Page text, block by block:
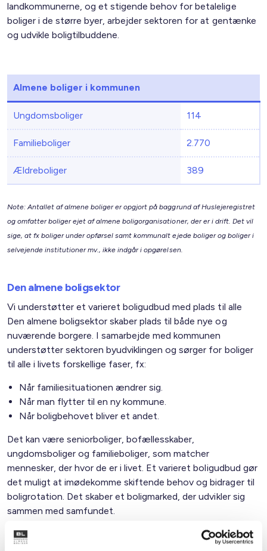
landkommunerne, og et stigende behov for betalelige
boliger i de større byer, arbejder sektoren for at gentænke
og udvikle boligtilbuddene.
Almene boliger i kommunen
Ungdomsboliger 114
Familieboliger 2.770
Ældreboliger 389
Note: Antallet af almene boliger er opgjort på baggrund af Huslejeregistret
og omfatter boliger ejet af almene boligorganisationer, der er i drift. Det vil
sige, at fx boliger under opførsel samt kommunalt ejede boliger og boliger i
selvejende institutioner mv., ikke indgår i opgørelsen.
Den almene boligsektor
Vi understøtter et varieret boligudbud med plads til alle
Den almene boligsektor skaber plads til både nye og
nuværende borgere. I samarbejde med kommunen
understøtter sektoren byudviklingen og sørger for boliger
til alle i livets forskellige faser, fx:
Når familiesituationen ændrer sig.
Når man flytter til en ny kommune.
Når boligbehovet bliver et andet.
Det kan være seniorboliger, bofællesskaber,
ungdomsboliger og familieboliger, som matcher
mennesker, der hvor de er i livet. Et varieret boligudbud gør
det muligt at imødekomme skiftende behov og bidrager til
boligrotation. Det skaber et boligmarked, der udvikler sig
sammen med samfundet.
Familietyper i de almene boliger i kommunen